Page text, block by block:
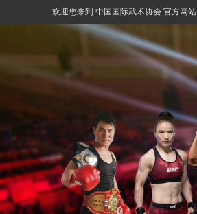
欢迎您来到 中国国际武术协会 官方网站